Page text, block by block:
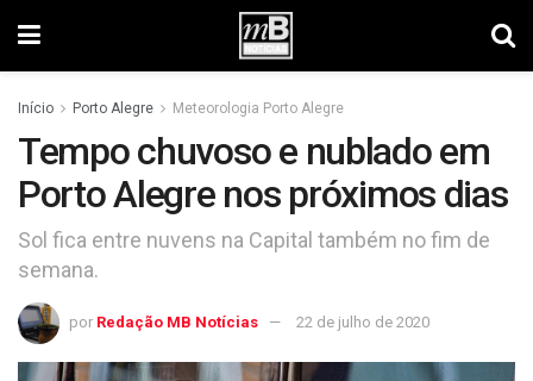
Início Porto Alegre Meteorologia Porto Alegre
Tempo chuvoso e nublado em
Porto Alegre nos próximos dias
Sol fica entre nuvens na Capital também no fim de
semana.
por Redação MB Notícias 22 de julho de 2020